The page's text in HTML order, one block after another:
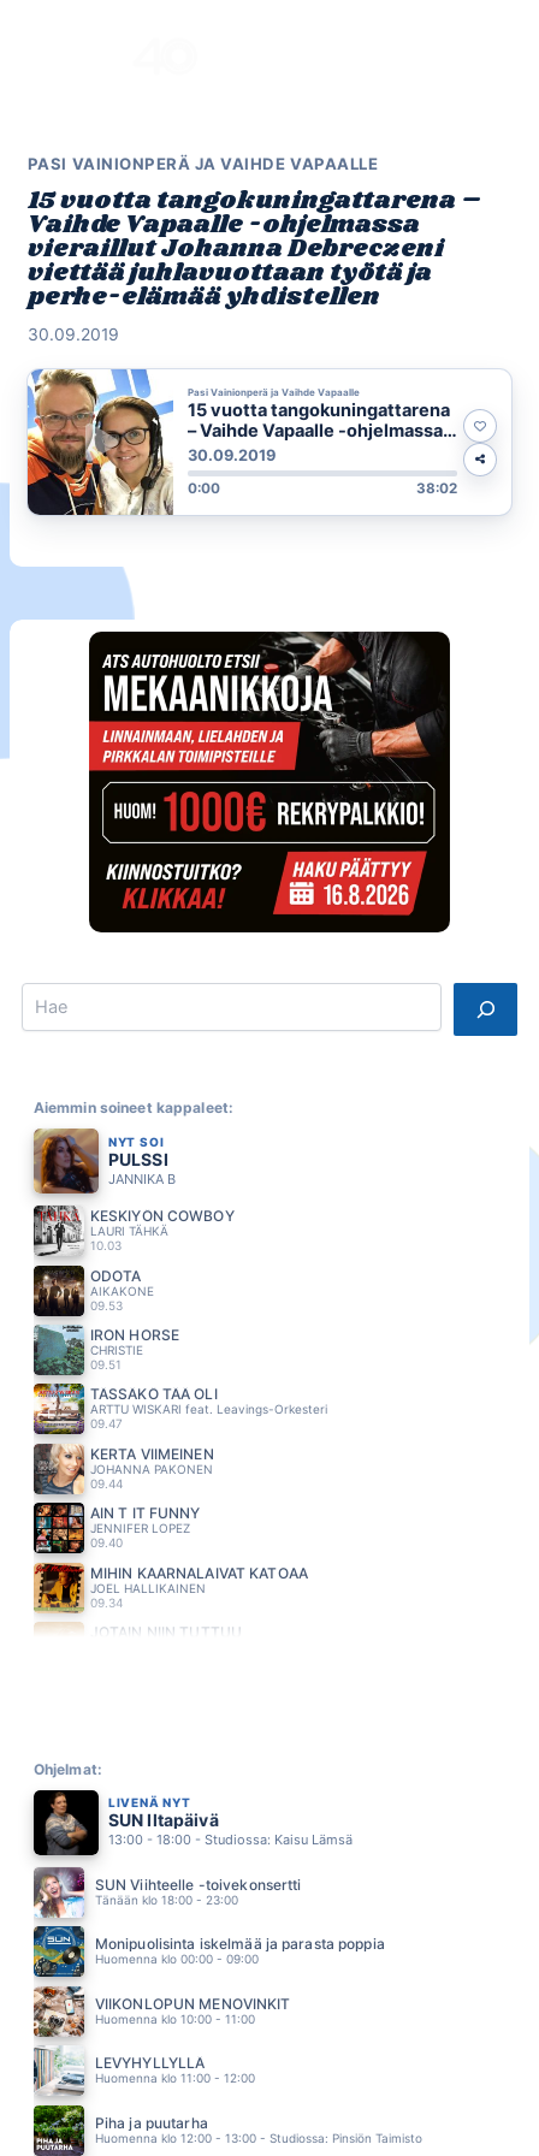
PASI VAINIONPERÄ JA VAIHDE VAPAALLE
15 vuotta tangokuningattarena –
Vaihde Vapaalle -ohjelmassa
vieraillut Johanna Debreczeni
viettää juhlavuottaan työtä ja
perhe-elämää yhdistellen
30.09.2019
Pasi Vainionperä ja Vaihde Vapaalle
15 vuotta tangokuningattarena
– Vaihde Vapaalle -ohjelmassa
vieraillut Johanna Debreczeni
viettää juhlavuottaan työtä ja
perhe-elämää yhdistellen
30.09.2019
0:00 38:02
Search
Aiemmin soineet kappaleet:
NYT SOI
PULSSI
JANNIKA B
KESKIYÖN COWBOY
LAURI TÄHKÄ
10.03
ODOTA
AIKAKONE
09.53
IRON HORSE
CHRISTIE
09.51
TÄSSÄKÖ TÄÄ OLI
ARTTU WISKARI feat. Leavings-Orkesteri
09.47
KERTA VIIMEINEN
JOHANNA PAKONEN
09.44
AIN T IT FUNNY
JENNIFER LOPEZ
09.40
MIHIN KAARNALAIVAT KATOAA
JOEL HALLIKAINEN
09.34
JOTAIN NIIN TUTTUU
MIKKO KUUSTONEN
KUUMA KESÄ
POPEDA
09.17
ANTTI KETONEN
09.14
ANTTI RAILIO
09.11
AGENTS
09.07
SUVI TERÄSNISKA
09.03
VIIVI
08.56
Ohjelmat:
LIVENÄ NYT
SUN Iltapäivä
13:00 - 18:00 - Studiossa: Kaisu Lämsä
SUN Viihteelle -toivekonsertti
Tänään klo 18:00 - 23:00
Monipuolisinta iskelmää ja parasta poppia
Huomenna klo 00:00 - 09:00
VIIKONLOPUN MENOVINKIT
Huomenna klo 10:00 - 11:00
LEVYHYLLYLLÄ
Huomenna klo 11:00 - 12:00
Piha ja puutarha
Huomenna klo 12:00 - 13:00 - Studiossa: Pinsiön Taimisto